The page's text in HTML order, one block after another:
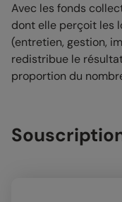
Avec les fonds
dont elle perçoit les
(entretien, gestion,
redistribue le
proportion du